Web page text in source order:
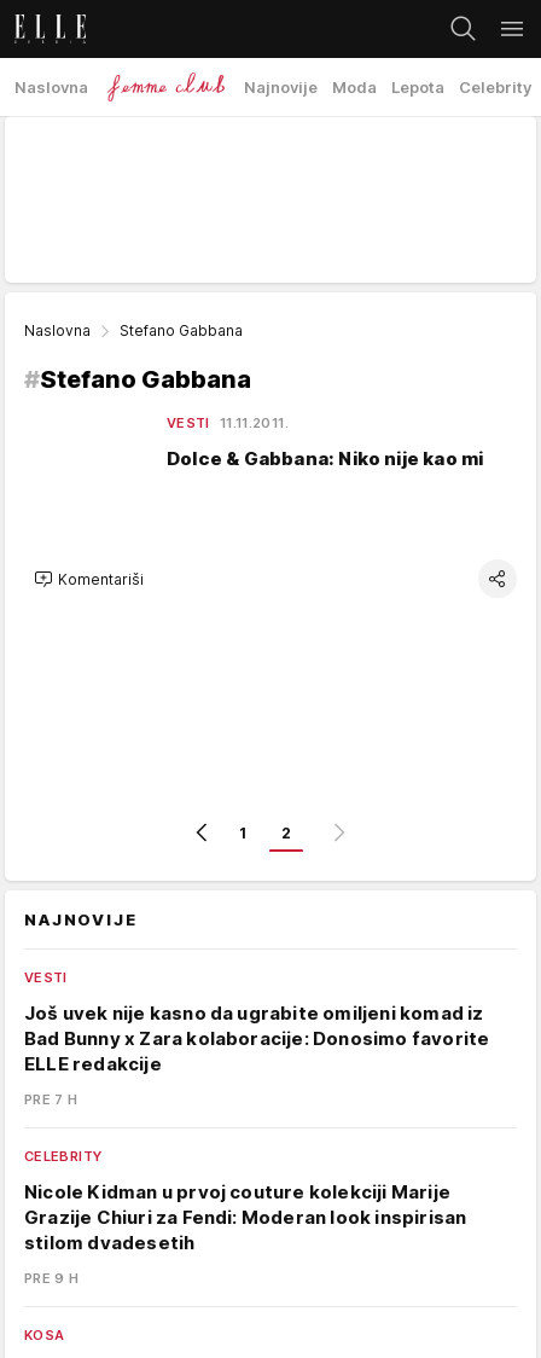
Naslovna Najnovije Moda Lepota Celebrity
Naslovna Stefano Gabbana
#Stefano Gabbana
VESTI 11.11.2011.
Dolce & Gabbana: Niko nije kao mi
Komentariši
1 2
NAJNOVIJE
VESTI
Još uvek nije kasno da ugrabite omiljeni komad iz
Bad Bunny x Zara kolaboracije: Donosimo favorite
ELLE redakcije
PRE 7 H
CELEBRITY
Nicole Kidman u prvoj couture kolekciji Marije
Grazije Chiuri za Fendi: Moderan look inspirisan
stilom dvadesetih
PRE 9 H
KOSA